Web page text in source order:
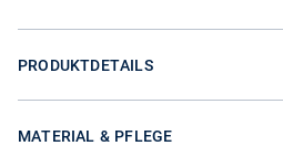
PRODUKTDETAILS
MATERIAL & PFLEGE